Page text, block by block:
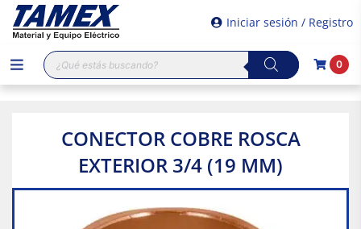
Iniciar sesión / Registro
Búsqueda
de
productos
0
CONECTOR COBRE ROSCA
EXTERIOR 3/4 (19 MM)